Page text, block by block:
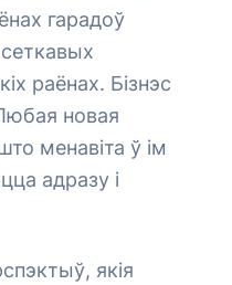
гарадоў
раёнах. Бізнэс
новая
менавіта ў ім
адразу і
якія